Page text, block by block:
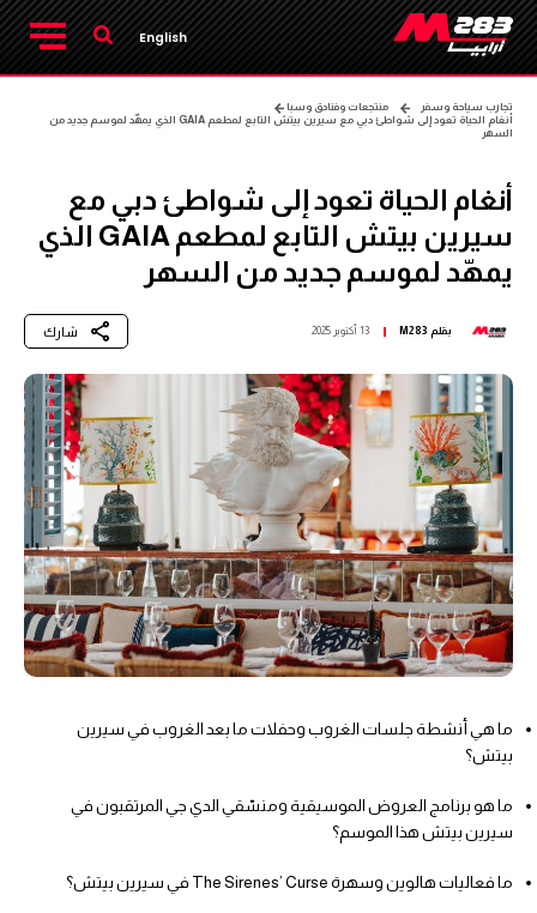
English
تجارب سياحة وسفر
منتجعات وفنادق وسبا
أنغام الحياة تعود إلى شواطئ دبي مع سيرين بيتش التابع لمطعم GAIA الذي يمهّد لموسم جديد من
السهر
أنغام الحياة تعود إلى شواطئ دبي مع
سيرين بيتش التابع لمطعم GAIA الذي
يمهّد لموسم جديد من السهر
بقلم M283 13 أكتوبر 2025 شارك
ما هي أنشطة جلسات الغروب وحفلات ما بعد الغروب في سيرين
بيتش؟
ما هو برنامج العروض الموسيقية ومنسّقي الدي جي المرتقبون في
سيرين بيتش هذا الموسم؟
ما فعاليات هالوين وسهرة The Sirenes’ Curse في سيرين بيتش؟